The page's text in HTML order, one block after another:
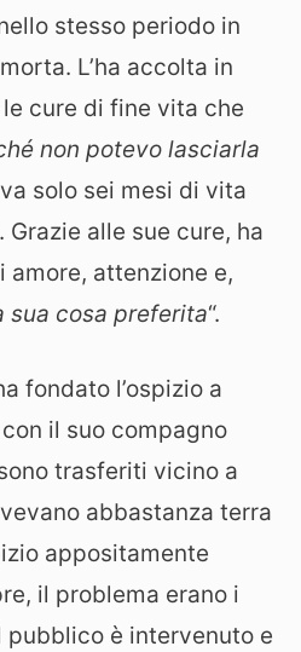
stesso periodo in
L’ha accolta in
cure di fine vita che
non potevo lasciarla
solo sei mesi di vita
alle sue cure, ha
amore, attenzione e,
sua cosa preferita“.
fondato l’ospizio a
il suo compagno
trasferiti vicino a
abbastanza terra
appositamente
il problema erano i
è intervenuto e